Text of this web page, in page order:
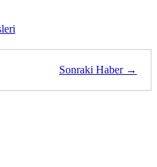
Sonraki Haber →